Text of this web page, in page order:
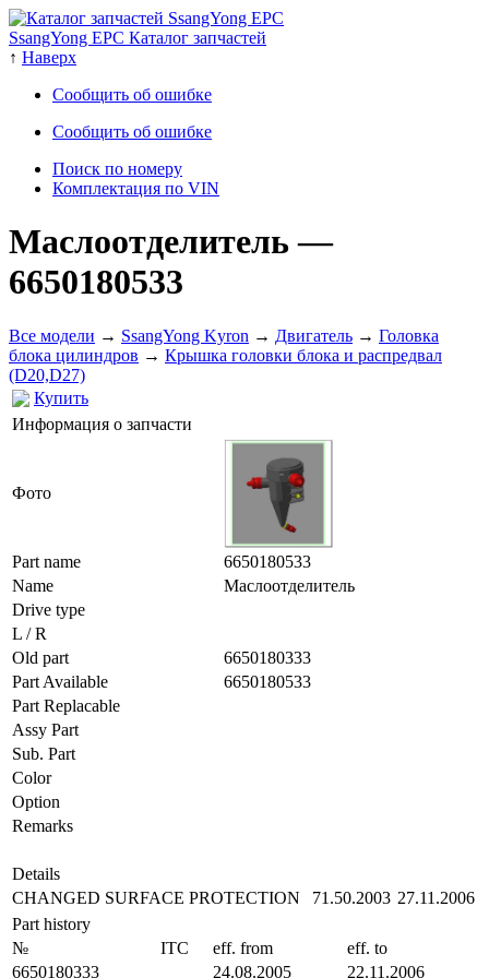
SsangYong EPC Каталог запчастей
↑ Наверх
Сообщить об ошибке
Сообщить об ошибке
Поиск по номеру
Комплектация по VIN
Маслоотделитель—
6650180533
Все модели → SsangYong Kyron → Двигатель → Головка
блока цилиндров → Крышка головки блока и распредвал
(D20,D27)
Купить
Информация о запчасти
Фото
Part name
6650180533
Name
Маслоотделитель
Drive type
L / R
Old part
6650180333
Part Available
6650180533
Part Replacable
Assy Part
Sub. Part
Color
Option
Remarks
Details
CHANGED SURFACE PROTECTION
71.50.2003 27.11.2006
Part history
№
ITC eff. from
eff. to
6650180333
24.08.2005 22.11.2006